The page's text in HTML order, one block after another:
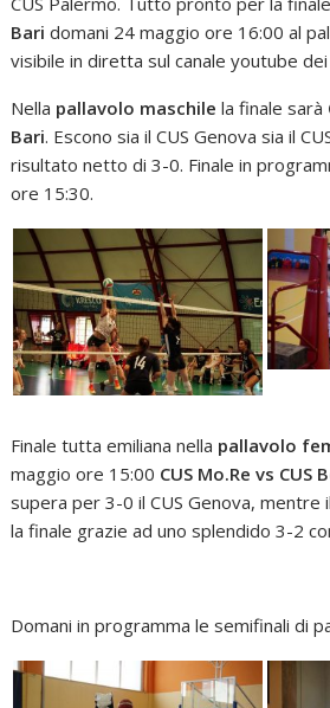
Bari domani 24 maggio ore 16:00 al
visibile in diretta sul canale youtube dei
Nella pallavolo maschile la finale sarà
Bari. Escono sia il CUS Genova sia il
risultato netto di 3-0. Finale in
ore 15:30.
Finale tutta emiliana nella pallavolo
maggio ore 15:00 CUS Mo.Re vs CUS
supera per 3-0 il CUS Genova, mentre
la finale grazie ad uno splendido 3-2
Domani in programma le semifinali di